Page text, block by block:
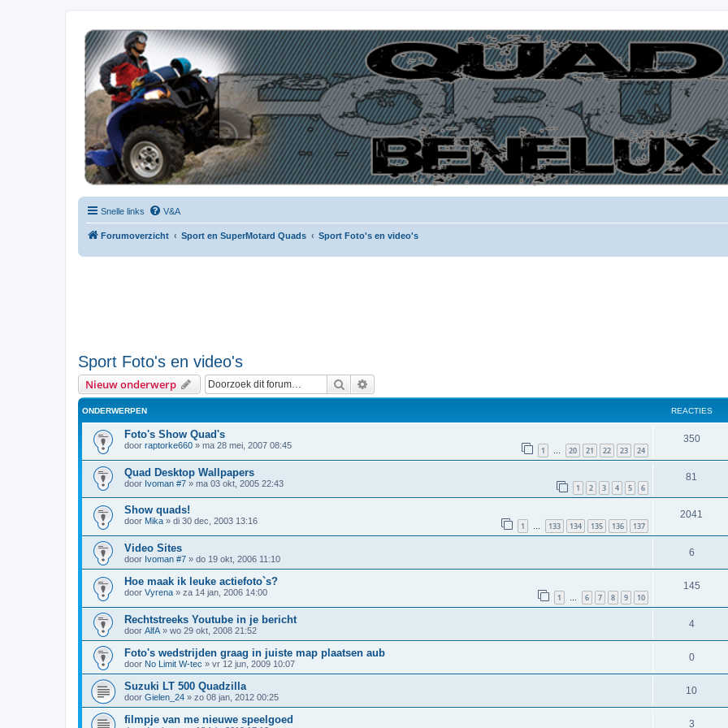
| QFB |
Hét quadforum van de Benelux
Snelle links V&A
Forumoverzicht Sport en SuperMotard Quads Sport Foto's en video's
Sport Foto's en video's
Nieuw onderwerp Zoek
ONDERWERPEN REACTIES
Foto's Show Quad's
door raptorke660 » ma 28 mei, 2007 08:45 1 … 20 21 22 23 24
350
Quad Desktop Wallpapers
door Ivoman #7 » ma 03 okt, 2005 22:43 1 2 3 4 5 6
81
Show quads!
door Mika » di 30 dec, 2003 13:16 1 … 133 134 135 136 137
2041
Video Sites
door Ivoman #7 » do 19 okt, 2006 11:10
6
Hoe maak ik leuke actiefoto`s?
door Vyrena » za 14 jan, 2006 14:00 1 … 6 7 8 9 10
145
Rechtstreeks Youtube in je bericht
door AlfA » wo 29 okt, 2008 21:52
4
Foto's wedstrijden graag in juiste map plaatsen aub
door No Limit W-tec » vr 12 jun, 2009 10:07
0
Suzuki LT 500 Quadzilla
door Gielen_24 » zo 08 jan, 2012 00:25
10
filmpje van me nieuwe speelgoed 3